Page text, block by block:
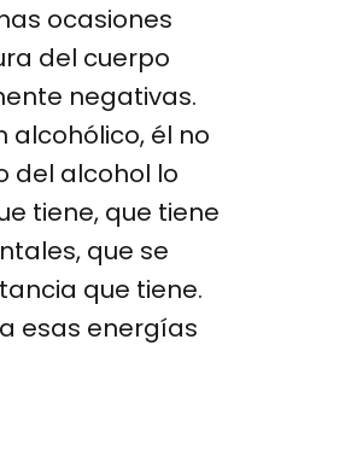
ocasiones
del cuerpo
negativas.
él no
del alcohol lo
tiene, que tiene
que se
que tiene.
esas energías